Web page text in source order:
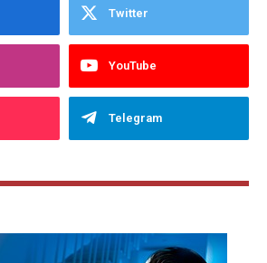
Twitter
YouTube
Telegram